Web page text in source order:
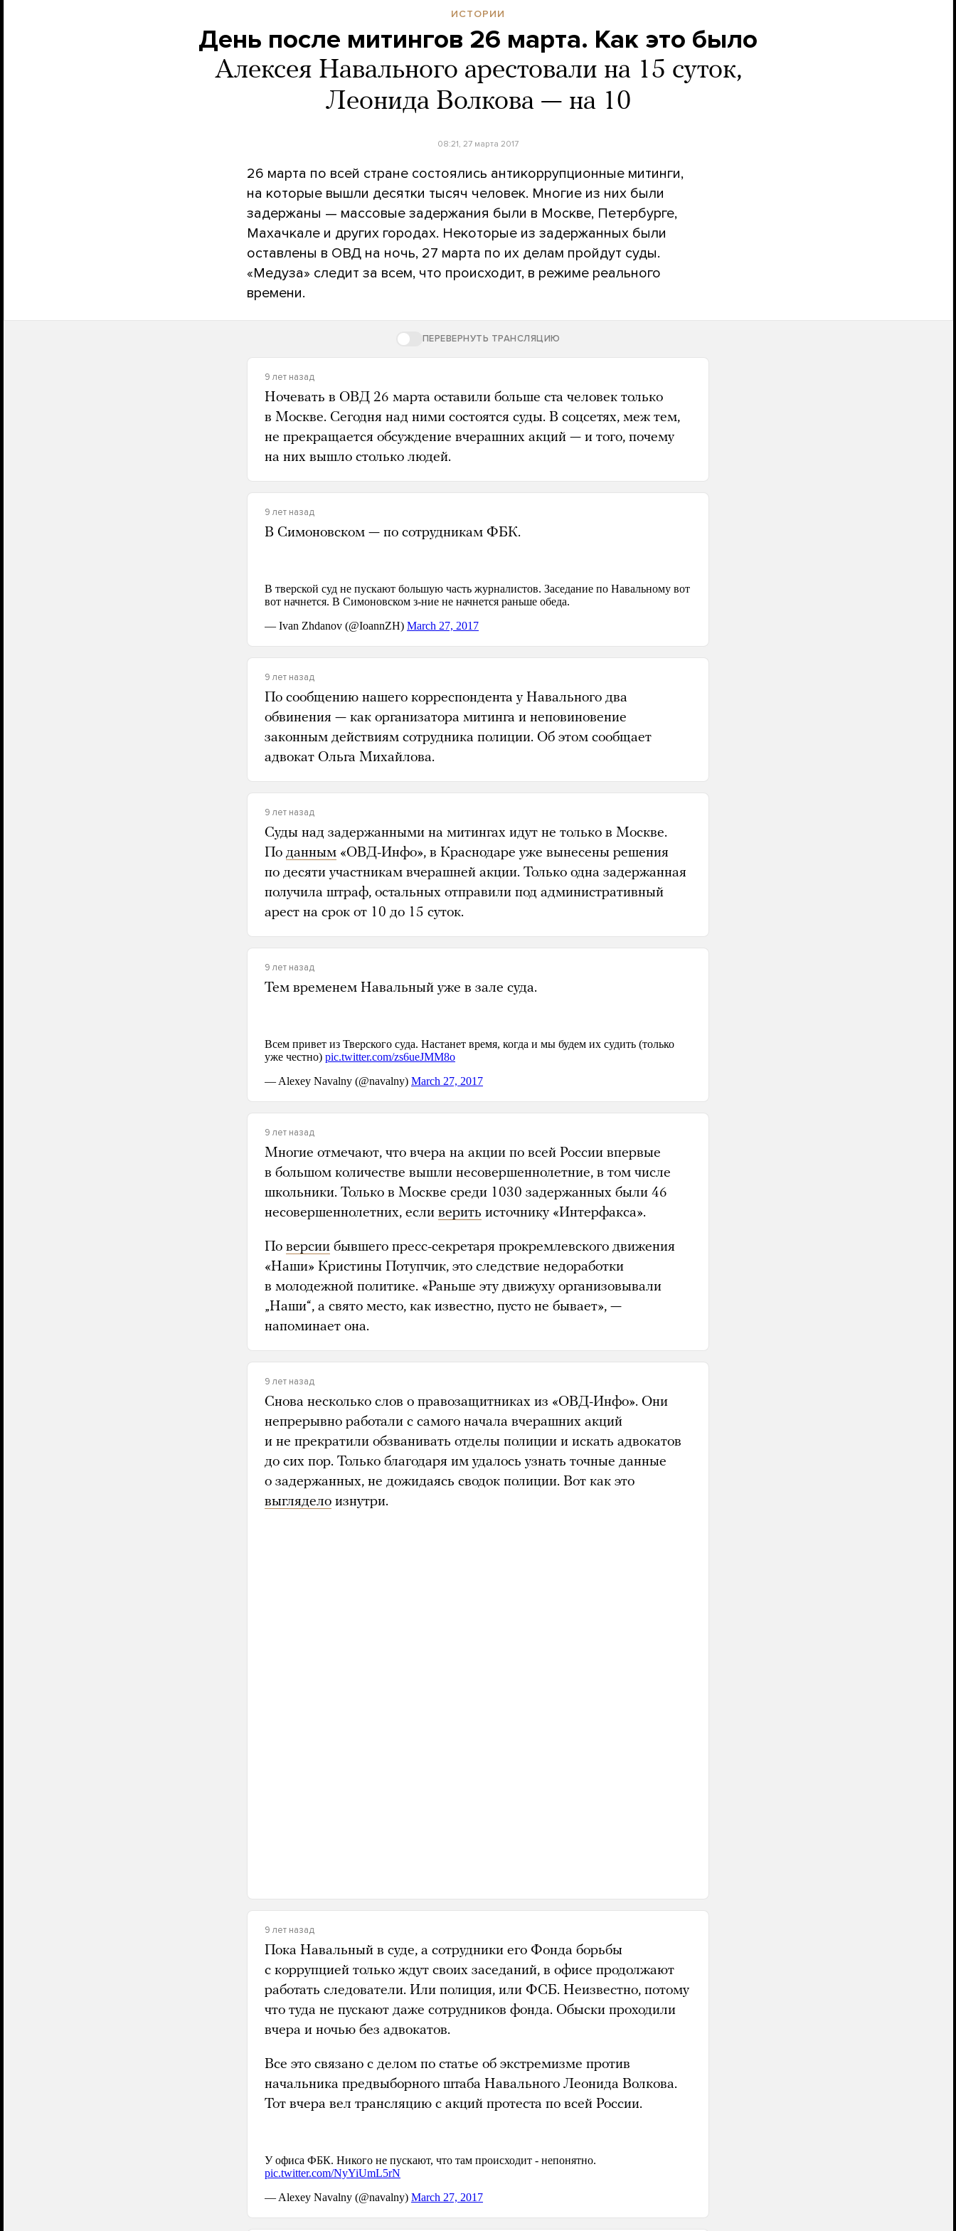
ИСТОРИИ
День после митингов 26 марта. Как это было
Алексея Навального арестовали на 15 суток,
Леонида Волкова — на 10
08:21, 27 марта 2017
26 марта по всей стране состоялись антикоррупционные митинги,
на которые вышли десятки тысяч человек. Многие из них были
задержаны — массовые задержания были в Москве, Петербурге,
Махачкале и других городах. Некоторые из задержанных были
оставлены в ОВД на ночь, 27 марта по их делам пройдут суды.
«Медуза» следит за всем, что происходит, в режиме реального
времени.
ПЕРЕВЕРНУТЬ ТРАНСЛЯЦИЮ
9 лет назад
Ночевать в ОВД 26 марта оставили больше ста человек только
в Москве. Сегодня над ними состоятся суды. В соцсетях, меж тем,
не прекращается обсуждение вчерашних акций — и того, почему
на них вышло столько людей.
9 лет назад
В Симоновском — по сотрудникам ФБК.
9 лет назад
По сообщению нашего корреспондента у Навального два
обвинения — как организатора митинга и неповиновение
законным действиям сотрудника полиции. Об этом сообщает
адвокат Ольга Михайлова.
9 лет назад
Суды над задержанными на митингах идут не только в Москве.
По данным «ОВД-Инфо», в Краснодаре уже вынесены решения
по десяти участникам вчерашней акции. Только одна задержанная
получила штраф, остальных отправили под административный
арест на срок от 10 до 15 суток.
9 лет назад
Тем временем Навальный уже в зале суда.
9 лет назад
Многие отмечают, что вчера на акции по всей России впервые
в большом количестве вышли несовершеннолетние, в том числе
школьники. Только в Москве среди 1030 задержанных были 46
несовершеннолетних, если верить источнику «Интерфакса».
По версии бывшего пресс-секретаря прокремлевского движения
«Наши» Кристины Потупчик, это следствие недоработки
в молодежной политике. «Раньше эту движуху организовывали
„Наши“, а свято место, как известно, пусто не бывает», —
напоминает она.
9 лет назад
Снова несколько слов о правозащитниках из «ОВД-Инфо». Они
непрерывно работали с самого начала вчерашних акций
и не прекратили обзванивать отделы полиции и искать адвокатов
до сих пор. Только благодаря им удалось узнать точные данные
о задержанных, не дожидаясь сводок полиции. Вот как это
выглядело изнутри.
9 лет назад
Пока Навальный в суде, а сотрудники его Фонда борьбы
с коррупцией только ждут своих заседаний, в офисе продолжают
работать следователи. Или полиция, или ФСБ. Неизвестно, потому
что туда не пускают даже сотрудников фонда. Обыски проходили
вчера и ночью без адвокатов.
Все это связано с делом по статье об экстремизме против
начальника предвыборного штаба Навального Леонида Волкова.
Тот вчера вел трансляцию с акций протеста по всей России.